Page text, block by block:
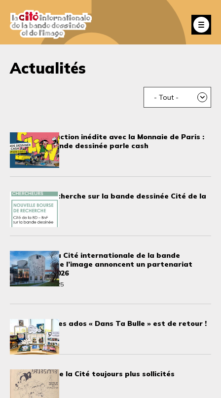
contenu
principal
Actualités
- Tout -
10 avril 2026
Une co-production inédite avec la Monnaie de Paris :
CLING ! La bande dessinée parle cash
10 mars 2026
Bourse de recherche sur la bande dessinée Cité de la
BD - BnF
22 décembre 2025
EC1 Łódź et la Cité internationale de la bande
dessinée et de l’image annoncent un partenariat
inédit pour 2026
29 octobre 2025
Le prix pour les ados « Dans Ta Bulle » est de retour !
24 octobre 2025
Les trésors de la Cité toujours plus sollicités